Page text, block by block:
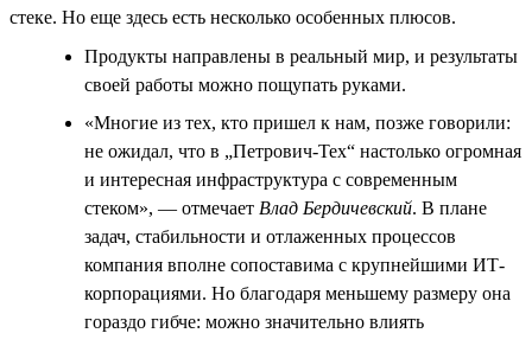
стеке. Но еще здесь есть несколько особенных плюсов.
Продукты направлены в реальный мир, и результаты
своей работы можно пощупать руками.
«Многие из тех, кто пришел к нам, позже говорили:
не ожидал, что в „Петрович-Тех“ настолько огромная
и интересная инфраструктура с современным
стеком», — отмечает Влад Бердичевский. В плане
задач, стабильности и отлаженных процессов
компания вполне сопоставима с крупнейшими ИТ-
корпорациями. Но благодаря меньшему размеру она
гораздо гибче: можно значительно влиять